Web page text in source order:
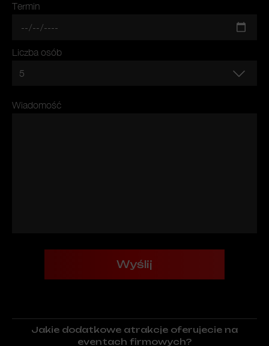
Termin
Liczba osób
Wiadomość
Wyślij
Jakie dodatkowe atrakcje oferujecie na
eventach firmowych?